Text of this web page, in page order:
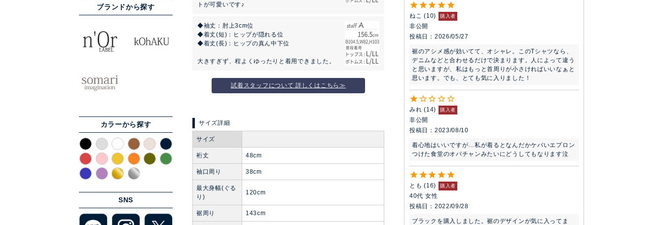
ブランドから探す
カラーから探す
SNS
ねこ 10 購入者
非公開
投稿日
2026/05/27
裾のアシメ感が効いてて、オシャレ。このTシャツなら、
デニムなどと合わせるだけで決まります。人によって違う
と思いますが、私はもっと首周りが小さければいいなぁと
思います。でも、とても気に入りました！
みれ 14 購入者
非公開
投稿日
2023/08/10
着心地はいいですが…私が着るとなんだかケバいエプロン
つけた食堂のオバチャンみたいにどうしてもなります泣
とも 16 購入者
40代 女性
投稿日
2022/09/28
ブラックを購入しました。裾のデザインが気に入ってま
トが可愛いです♪
◆袖丈：肘上3cm位
◆着丈(短)：ヒップが隠れる位
◆着丈(長)：ヒップの真ん中下位
大きすぎず、程よくゆったりと着用できました。
試着スタッフについて 詳しくはこちら≫
サイズ
裄丈 48cm
袖口周り 38cm
最大身幅(ぐる
り)
120cm
裾周り 143cm